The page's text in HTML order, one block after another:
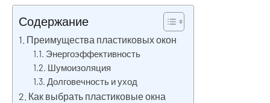
2024
Содержание
Преимущества пластиковых окон
Энергоэффективность
Шумоизоляция
Долговечность и уход
Как выбрать пластиковые окна